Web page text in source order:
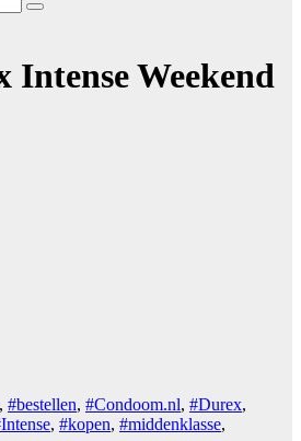
Intense Weekend
, #bestellen, #Condoom.nl, #Durex,
, #kopen, #middenklasse,